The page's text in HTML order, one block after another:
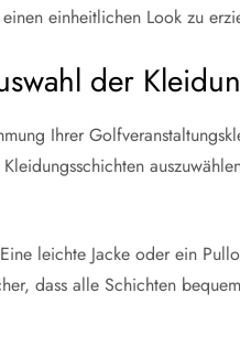
einheitlichen Look zu
der
Ihrer
leichte Jacke oder ein
dass alle Schichten